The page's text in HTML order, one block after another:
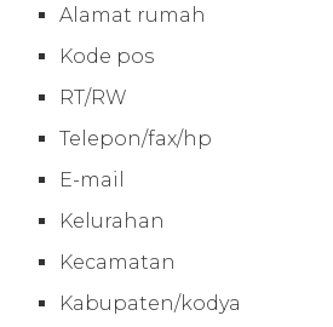
Alamat rumah
Kode pos
RT/RW
Telepon/fax/hp
E-mail
Kelurahan
Kecamatan
Kabupaten/kodya